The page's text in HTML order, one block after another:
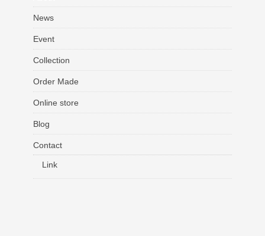
News
Event
Collection
Order Made
Online store
Blog
Contact
Link